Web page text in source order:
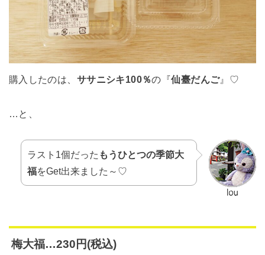
購入したのは、 ササニシキ100％の『仙臺だんご』♡
…と、
ラスト1個だった もうひとつの季節大
福をGet出来ました～♡
梅大福…230円(税込)